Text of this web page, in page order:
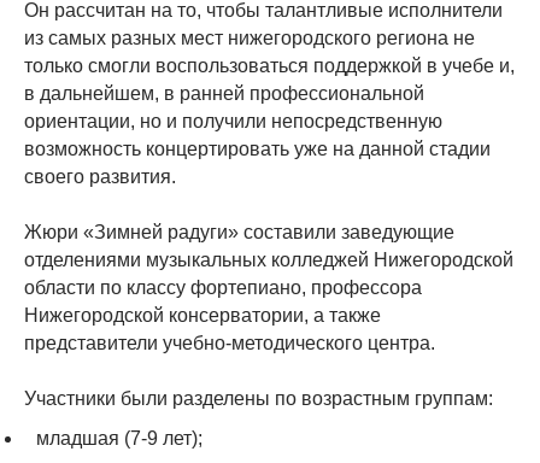
Он рассчитан на то, чтобы талантливые исполнители
из самых разных мест нижегородского региона не
только смогли воспользоваться поддержкой в учебе и,
в дальнейшем, в ранней профессиональной
ориентации, но и получили непосредственную
возможность концертировать уже на данной стадии
своего развития.
Жюри «Зимней радуги» составили заведующие
отделениями музыкальных колледжей Нижегородской
области по классу фортепиано, профессора
Нижегородской консерватории, а также
представители учебно-методического центра.
Участники были разделены по возрастным группам:
младшая (7-9 лет);